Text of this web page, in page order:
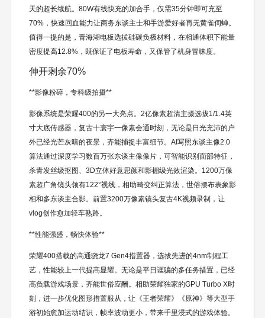
天的超长续航。80W有线快充的加合手，仅需35分钟即可充至
70%，快速回血能力让商务东谈主士和手游爱好者再无黄雀伺蝉。
值得一提的是，青海湖电板选拔硅碳负极材料，在相通体积下能量
密度提高12.8%，既保证了电板寿命，又保管了机身冒昧度。
伸开剩余70%
**影像粉碎，专科级拍摄**
影像系统是荣耀400的另一大亮点。2亿像素超清主摄选拔1/1.4英
寸大底传感器，复古十寰宇一像素会通时刻，无论是日光充沛的户
外已经光芒灰暗的夜景，齐能捕捉丰富细节。AI写照东谈主像2.0
算法通过深度学习数百万张东谈主像像片，可智能识别面部特征，
杀青发丝级抠图、3D立体好意思颜和影棚级光效渲染。1200万像
素超广角镜头领有122°视线，相助畸变纠正算法，世俗摆布表象影
相和多东谈主合影。前置3200万像素镜头复古4K视频录制，让
vlog创作愈加轻车熟路。
**性能强盛，畅快体验**
荣耀400搭载的高通骁龙7 Gen4措置器，选拔先进的4nm制程工
艺，性能较上一代提高显耀。无论是平日诓骗的多任务措置，已经
高负载游戏场景，齐能世俗应酬。相助荣耀独家的GPU Turbo X时
刻，进一步优化图形措置服从，让《王者荣耀》《原神》等大型手
游初始愈加运动结识，帧率波动更小，带来千里浸式的游戏体验。